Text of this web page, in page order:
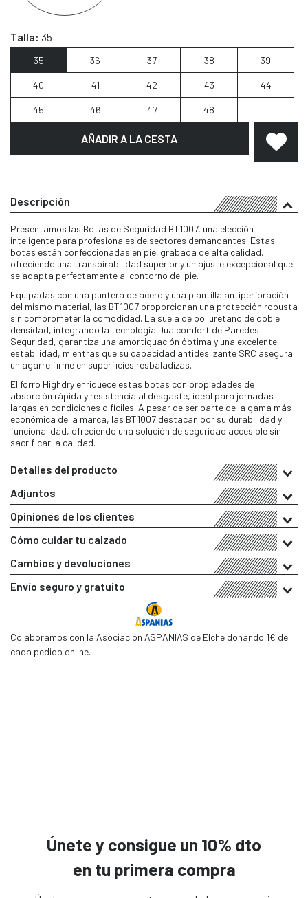
Talla: 35
35 36 37 38 39
40 41 42 43 44
45 46 47 48
AÑADIR A LA CESTA
Descripción
Presentamos las Botas de Seguridad BT1007, una elección
inteligente para profesionales de sectores demandantes. Estas
botas están confeccionadas en piel grabada de alta calidad,
ofreciendo una transpirabilidad superior y un ajuste excepcional que
se adapta perfectamente al contorno del pie.
Equipadas con una puntera de acero y una plantilla antiperforación
del mismo material, las BT1007 proporcionan una protección robusta
sin comprometer la comodidad. La suela de poliuretano de doble
densidad, integrando la tecnología Dualcomfort de Paredes
Seguridad, garantiza una amortiguación óptima y una excelente
estabilidad, mientras que su capacidad antideslizante SRC asegura
un agarre firme en superficies resbaladizas.
El forro Highdry enriquece estas botas con propiedades de
absorción rápida y resistencia al desgaste, ideal para jornadas
largas en condiciones difíciles. A pesar de ser parte de la gama más
económica de la marca, las BT1007 destacan por su durabilidad y
funcionalidad, ofreciendo una solución de seguridad accesible sin
sacrificar la calidad.
Detalles del producto
Adjuntos
Opiniones de los clientes
Cómo cuidar tu calzado
Cambios y devoluciones
Envío seguro y gratuito
Colaboramos con la Asociación ASPANIAS de Elche donando 1€ de
cada pedido online.
Únete y consigue un 10% dto
en tu primera compra